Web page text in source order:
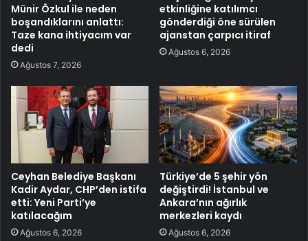
Münir Özkul ile neden
boşandıklarını anlattı:
Taze kana ihtiyacım var
dedi
Ağustos 7, 2026
etkinliğine katılımcı
gönderdiği öne sürülen
ajanstan çarpıcı itiraf
Ağustos 6, 2026
Ceyhan Belediye Başkanı
Kadir Aydar, CHP’den istifa
etti: Yeni Parti’ye
katılacağım
Ağustos 6, 2026
Türkiye’de 5 şehir yön
değiştirdi! İstanbul ve
Ankara’nın ağırlık
merkezleri kaydı
Ağustos 6, 2026